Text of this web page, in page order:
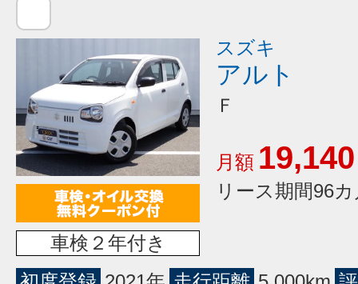
車検２年付き
スズキ
アルト
Ｆ
月額 19,140
リース期間96